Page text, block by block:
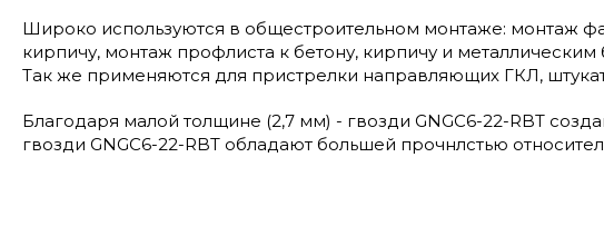
Широко используются в общестроительном монтаже: монтаж
кирпичу, монтаж профлиста к бетону, кирпичу и металлическим
Так же применяются для пристрелки направляющих ГКЛ,
Благодаря малой толщине (2,7 мм) - гвозди GNGC6-22-RBT
гвозди GNGC6-22-RBT обладают большей прочнлстью